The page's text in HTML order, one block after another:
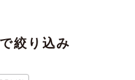
絞り込み